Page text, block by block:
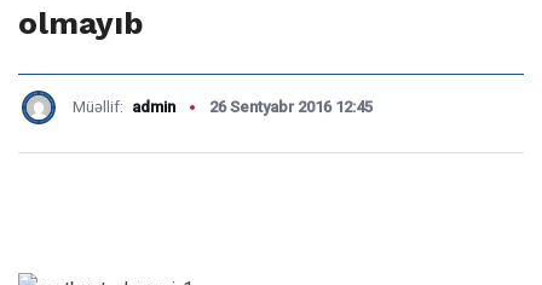
olmayıb
Müəllif: admin 26 Sentyabr 2016 12:45